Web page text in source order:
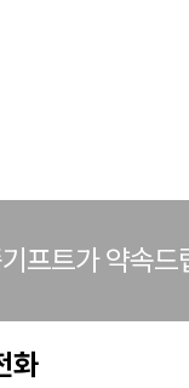
프트가 약속드
화